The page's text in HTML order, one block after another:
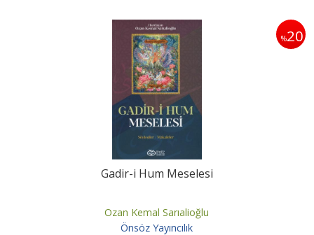
%20
Gadir-i Hum Meselesi
Ozan Kemal Sarıalioğlu
Önsöz Yayıncılık